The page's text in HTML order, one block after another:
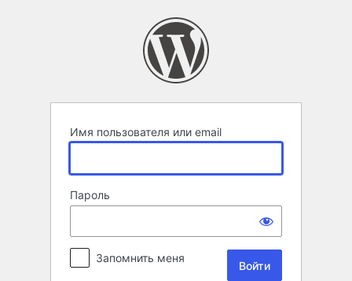
Имя пользователя или email
Пароль
Запомнить меня